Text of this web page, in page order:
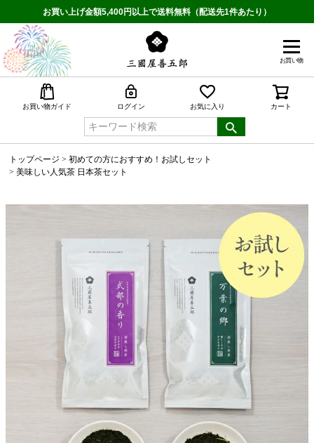
お買い上げ金額5,400円以上で送料無料（配送先1件あたり）
お買い物
お買い物ガイド ログイン お気に入り カート
トップページ
初めての方におすすめ！お試しセット
美味しい人気茶 日本茶セット